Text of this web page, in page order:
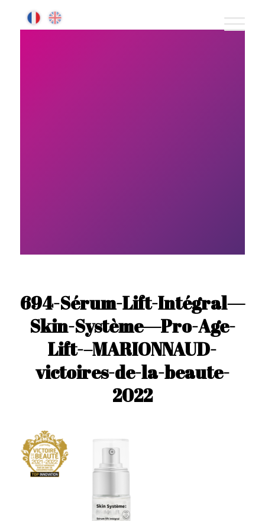
694-Sérum-Lift-Intégral—
Skin-Système—Pro-Age-
Lift-–MARIONNAUD-
victoires-de-la-beaute-
2022